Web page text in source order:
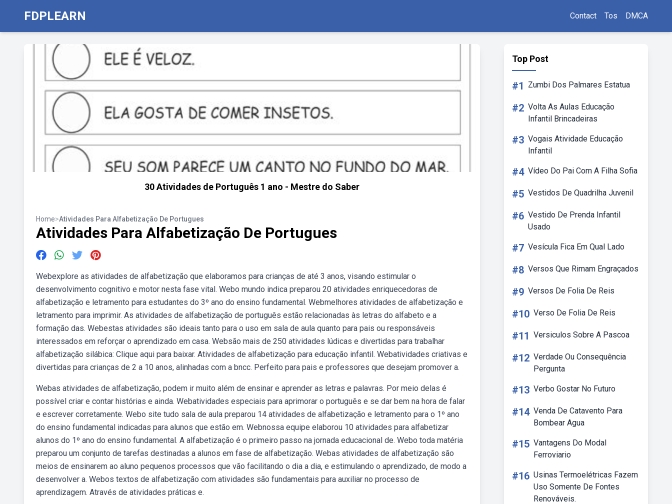
FDPLEARN Contact Tos DMCA
30 Atividades de Português 1 ano - Mestre do Saber
Home>Atividades Para Alfabetização De Portugues
Atividades Para Alfabetização De Portugues
Webexplore as atividades de alfabetização que elaboramos para crianças de até 3 anos, visando estimular o
desenvolvimento cognitivo e motor nesta fase vital. Webo mundo indica preparou 20 atividades enriquecedoras de
alfabetização e letramento para estudantes do 3º ano do ensino fundamental. Webmelhores atividades de alfabetização e
letramento para imprimir. As atividades de alfabetização de português estão relacionadas às letras do alfabeto e a
formação das. Webestas atividades são ideais tanto para o uso em sala de aula quanto para pais ou responsáveis
interessados em reforçar o aprendizado em casa. Websão mais de 250 atividades lúdicas e divertidas para trabalhar
alfabetização silábica: Clique aqui para baixar. Atividades de alfabetização para educação infantil. Webatividades criativas e
divertidas para crianças de 2 a 10 anos, alinhadas com a bncc. Perfeito para pais e professores que desejam promover a.
Webas atividades de alfabetização, podem ir muito além de ensinar e aprender as letras e palavras. Por meio delas é
possível criar e contar histórias e ainda. Webatividades especiais para aprimorar o português e se dar bem na hora de falar
e escrever corretamente. Webo site tudo sala de aula preparou 14 atividades de alfabetização e letramento para o 1º ano
do ensino fundamental indicadas para alunos que estão em. Webnossa equipe elaborou 10 atividades para alfabetizar
alunos do 1º ano do ensino fundamental. A alfabetização é o primeiro passo na jornada educacional de. Webo toda matéria
preparou um conjunto de tarefas destinadas a alunos em fase de alfabetização. Webas atividades de alfabetização são
meios de ensinarem ao aluno pequenos processos que vão facilitando o dia a dia, e estimulando o aprendizado, de modo a
desenvolver a. Webos textos de alfabetização com atividades são fundamentais para auxiliar no processo de
aprendizagem. Através de atividades práticas e.
Top Post
#1 Zumbi Dos Palmares Estatua
#2 Volta As Aulas Educação
Infantil Brincadeiras
#3 Vogais Atividade Educação
Infantil
#4 Vídeo Do Pai Com A Filha Sofia
#5 Vestidos De Quadrilha Juvenil
#6 Vestido De Prenda Infantil
Usado
#7 Vesícula Fica Em Qual Lado
#8 Versos Que Rimam Engraçados
#9 Versos De Folia De Reis
#10 Verso De Folia De Reis
#11 Versiculos Sobre A Pascoa
#12 Verdade Ou Consequência
Pergunta
#13 Verbo Gostar No Futuro
#14 Venda De Catavento Para
Bombear Agua
#15 Vantagens Do Modal
Ferroviario
#16 Usinas Termoelétricas Fazem
Uso Somente De Fontes
Renováveis.